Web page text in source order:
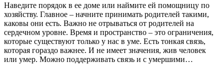
Наведите порядок в ее доме или наймите ей помощницу по
хозяйству. Главное – начните принимать родителей такими,
каковы они есть. Важно не отрываться от родителей на
сердечном уровне. Время и пространство – это ограничения,
которые существуют только у нас в уме. Есть тонкая связь,
которая гораздо важнее. И не имеет значения, жив человек
или умер. Можно поддерживать связь и с умершими…